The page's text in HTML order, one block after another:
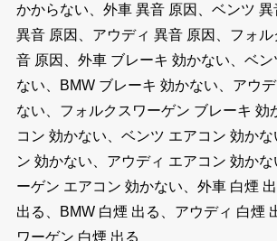
かからない、外車 異音 原因、ベンツ
異音 原因、アウディ 異音 原因、フォ
音 原因、外車 ブレーキ 効かない、ベ
ない、BMW ブレーキ 効かない、アウ
ない、フォルクスワーゲン ブレーキ 効
コン 効かない、ベンツ エアコン 効かな
ン 効かない、アウディ エアコン 効か
ーゲン エアコン 効かない、外車 白煙
出る、BMW 白煙 出る、アウディ 白煙
ワーゲン 白煙 出る